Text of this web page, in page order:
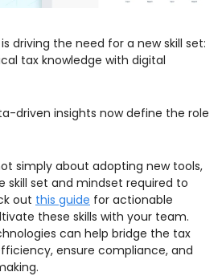
driving the need for a new skill set:
tax knowledge with digital
driven insights now define the role
simply about adopting new tools,
skill set and mindset required to
out this guide for actionable
these skills with your team.
can help bridge the tax
ensure compliance, and